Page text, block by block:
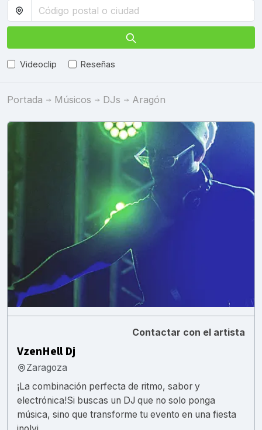
Videoclip Reseñas
Portada Músicos DJs Aragón
Contactar con el artista
VzenHell Dj
Zaragoza
¡La combinación perfecta de ritmo, sabor y
electrónica!Si buscas un DJ que no solo ponga
música, sino que transforme tu evento en una fiesta